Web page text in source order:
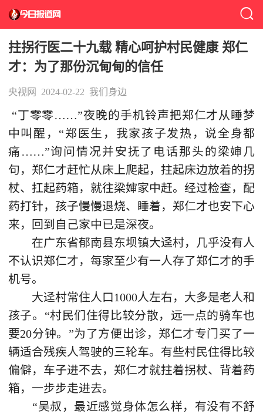
拄拐行医二十九载 精心呵护村民健康 郑仁
才：为了那份沉甸甸的信任
央视网 2024-02-22 我们身边
“丁零零……”夜晚的手机铃声把郑仁才从睡梦
中叫醒，“郑医生，我家孩子发热，说全身都
痛……”询问情况并安抚了电话那头的梁婶几
句，郑仁才赶忙从床上爬起，拄起床边放着的拐
杖、扛起药箱，就往梁婶家中赶。经过检查，配
药打针，孩子慢慢退烧、睡着，郑仁才也安下心
来，回到自己家中已是深夜。
在广东省郁南县东坝镇大迳村，几乎没有人
不认识郑仁才，每家至少有一人存了郑仁才的手
机号。
大迳村常住人口1000人左右，大多是老人和
孩子。“村民们住得比较分散，远一点的骑车也
要20分钟。”为了方便出诊，郑仁才专门买了一
辆适合残疾人驾驶的三轮车。有些村民住得比较
偏僻，车子进不去，郑仁才就拄着拐杖、背着药
箱，一步步走进去。
“吴叔，最近感觉身体怎么样，有没有不舒